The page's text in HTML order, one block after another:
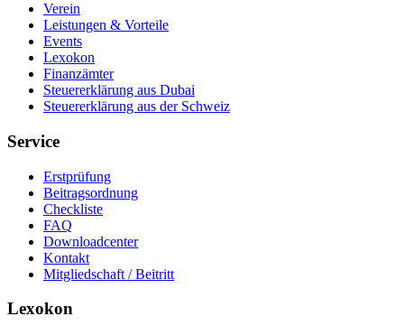
Verein
Leistungen & Vorteile
Events
Lexokon
Finanzämter
Steuererklärung aus Dubai
Steuererklärung aus der Schweiz
Service
Erstprüfung
Beitragsordnung
Checkliste
FAQ
Downloadcenter
Kontakt
Mitgliedschaft / Beitritt
Lexokon